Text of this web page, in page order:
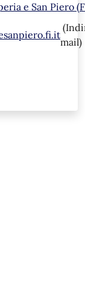
e San Piero
mail)